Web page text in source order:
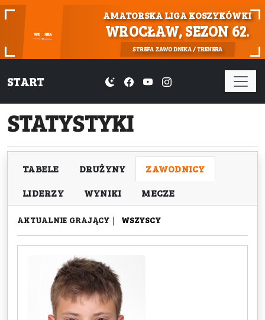
AMATORSKA LIGA KOSZYKÓWKI
WROCŁAW, SEZON 62.
STREFA ZAWODNIKA / TRENERA
START
STATYSTYKI
TABELE DRUŻYNY
ZAWODNICY
LIDERZY
WYNIKI MECZE
AKTUALNIE GRAJĄCY | WSZYSCY